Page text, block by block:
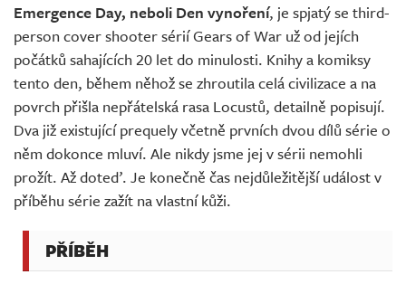
Emergence Day, neboli Den vynoření, je spjatý se third-
person cover shooter sérií Gears of War už od jejích
počátků sahajících 20 let do minulosti. Knihy a komiksy
tento den, během něhož se zhroutila celá civilizace a na
povrch přišla nepřátelská rasa Locustů, detailně popisují.
Dva již existující prequely včetně prvních dvou dílů série o
něm dokonce mluví. Ale nikdy jsme jej v sérii nemohli
prožít. Až doteď. Je konečně čas nejdůležitější událost v
příběhu série zažít na vlastní kůži.
PŘÍBĚH